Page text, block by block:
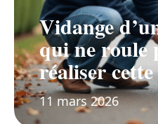
Vidange
qui ne roule
réaliser
11 mars 2026